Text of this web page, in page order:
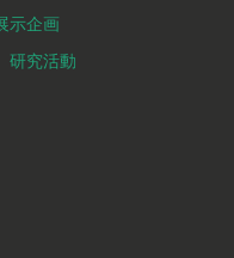
示企画
研究活動